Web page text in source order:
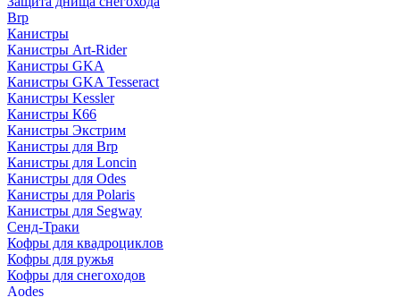
Brp
Канистры
Канистры Art-Rider
Канистры GKA
Канистры GKA Tesseract
Канистры Kessler
Канистры К66
Канистры Экстрим
Канистры для Brp
Канистры для Loncin
Канистры для Odes
Канистры для Polaris
Канистры для Segway
Сенд-Траки
Кофры для квадроциклов
Кофры для ружья
Кофры для снегоходов
Aodes